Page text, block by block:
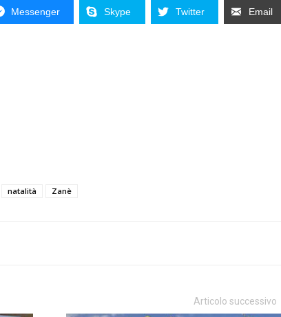
Messenger Skype Twitter Email
natalità Zanè
Articolo successivo